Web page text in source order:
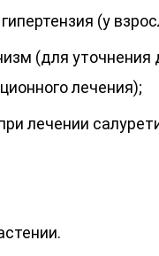
(у
(для уточнения
лечения);
лечении